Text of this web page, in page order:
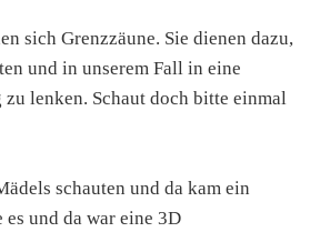
sich Grenzzäune. Sie dienen dazu,
und in unserem Fall in eine
lenken. Schaut doch bitte einmal
schauten und da kam ein
und da war eine 3D